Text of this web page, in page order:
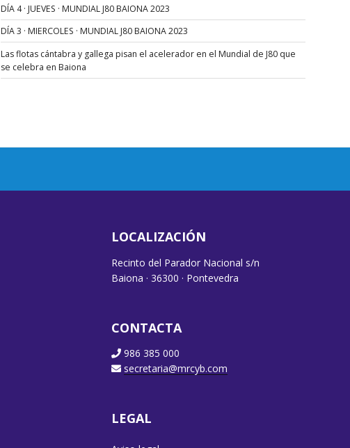
DÍA 4 · JUEVES · MUNDIAL J80 BAIONA 2023
DÍA 3 · MIERCOLES · MUNDIAL J80 BAIONA 2023
Las flotas cántabra y gallega pisan el acelerador en el Mundial de J80 que
se celebra en Baiona
LOCALIZACIÓN
Recinto del Parador Nacional s/n
Baiona · 36300 · Pontevedra
CONTACTA
986 385 000
secretaria@mrcyb.com
LEGAL